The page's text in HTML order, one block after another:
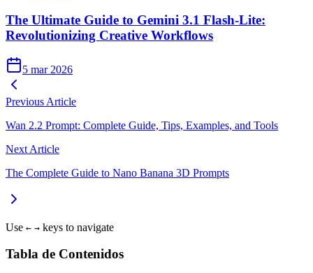
The Ultimate Guide to Gemini 3.1 Flash-Lite:
Revolutionizing Creative Workflows
5 mar 2026
Previous Article
Wan 2.2 Prompt: Complete Guide, Tips, Examples, and Tools
Next Article
The Complete Guide to Nano Banana 3D Prompts
Use ← → keys to navigate
Tabla de Contenidos